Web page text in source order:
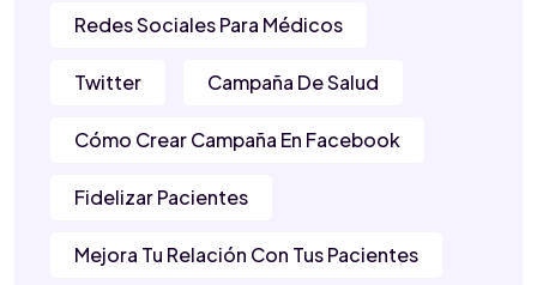
Redes Sociales Para Médicos
Twitter Campaña De Salud
Cómo Crear Campaña En Facebook
Fidelizar Pacientes
Mejora Tu Relación Con Tus Pacientes